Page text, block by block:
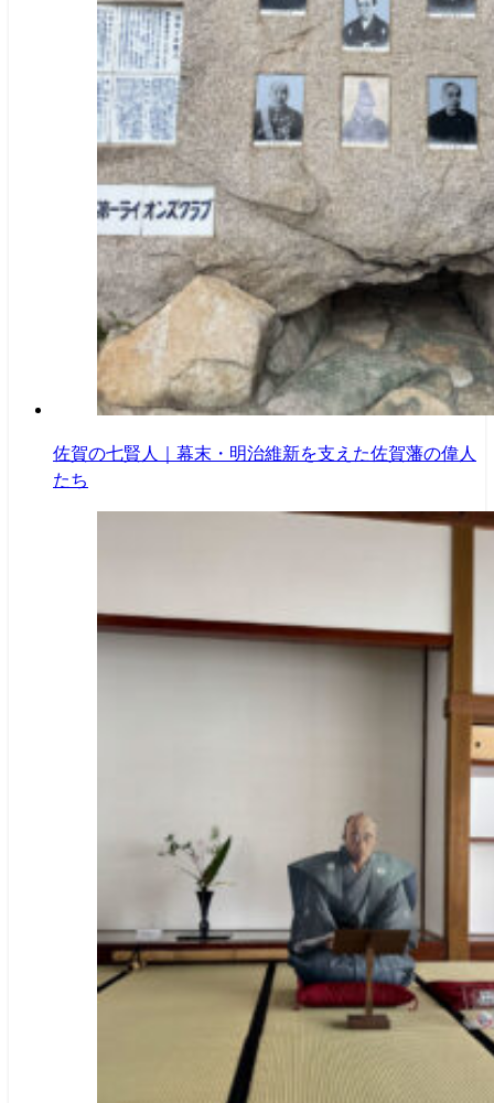
佐賀の七賢人｜幕末・明治維新を支えた佐賀藩の偉人
たち